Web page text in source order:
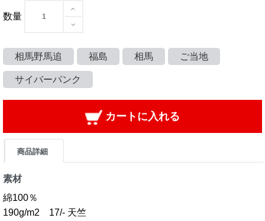
数量
相馬野馬追 福島 相馬 ご当地
サイバーパンク
カートに入れる
商品詳細
素材
綿100％
190g/m2 17/- 天竺